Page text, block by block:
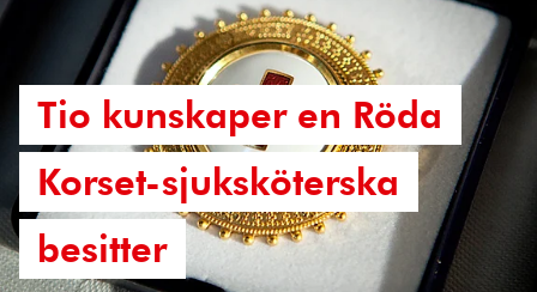
Tio kunskaper en Röda
Korset-sjuksköterska
besitter